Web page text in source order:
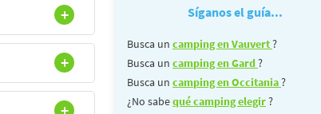
Síganos el guía...
Busca un camping en Vauvert?
Busca un camping en Gard?
Busca un camping en Occitania?
¿No sabequé camping elegir?